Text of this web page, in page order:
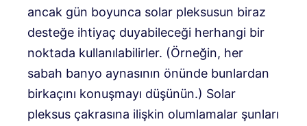
ancak gün boyunca solar pleksusun biraz
desteğe ihtiyaç duyabileceği herhangi bir
noktada kullanılabilirler. (Örneğin, her
sabah banyo aynasının önünde bunlardan
birkaçını konuşmayı düşünün.) Solar
pleksus çakrasına ilişkin olumlamalar şunları